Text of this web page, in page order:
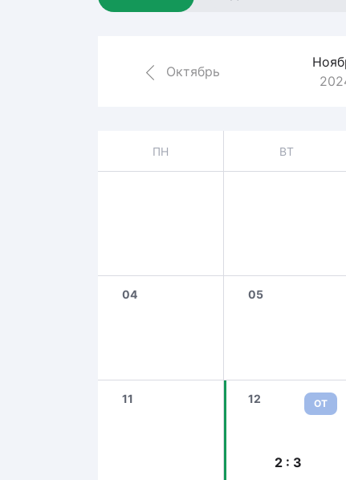
Октябрь
ПН ВТ
04 05
11 12 ОТ
2 : 3